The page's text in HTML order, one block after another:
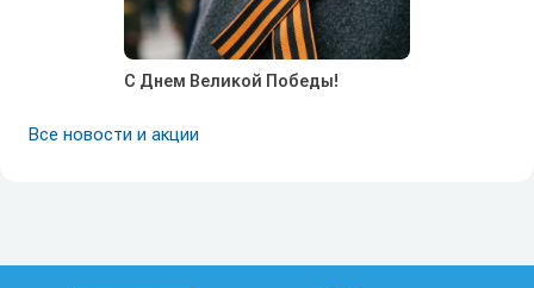
С Днем Великой Победы!
Все новости и акции